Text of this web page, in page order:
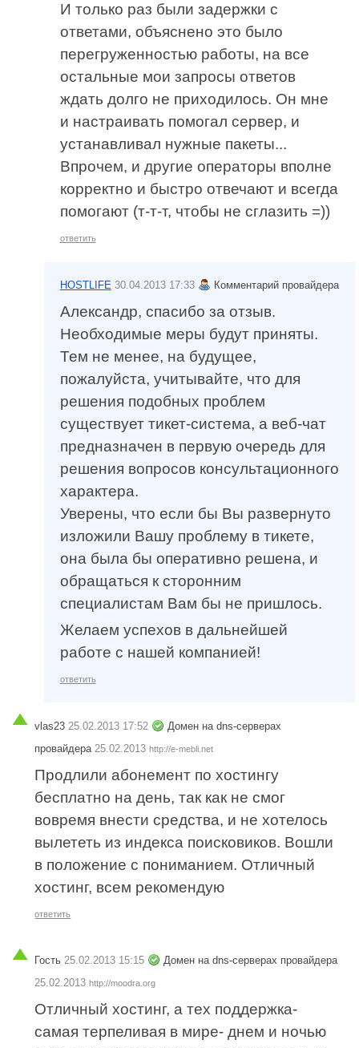
И только раз были задержки с
ответами, объяснено это было
перегруженностью работы, на все
остальные мои запросы ответов
ждать долго не приходилось. Он мне
и настраивать помогал сервер, и
устанавливал нужные пакеты...
Впрочем, и другие операторы вполне
корректно и быстро отвечают и всегда
помогают (т-т-т, чтобы не сглазить =))
ответить
HOSTLIFE 30.04.2013 17:33 Комментарий провайдера
Александр, спасибо за отзыв.
Необходимые меры будут приняты.
Тем не менее, на будущее,
пожалуйста, учитывайте, что для
решения подобных проблем
существует тикет-система, а веб-чат
предназначен в первую очередь для
решения вопросов консультационного
характера.
Уверены, что если бы Вы развернуто
изложили Вашу проблему в тикете,
она была бы оперативно решена, и
обращаться к сторонним
специалистам Вам бы не пришлось.
Желаем успехов в дальнейшей
работе с нашей компанией!
ответить
vlas23 25.02.2013 17:52
Домен на dns-серверах
провайдера 25.02.2013 http://e-mebli.net
Продлили абонемент по хостингу
бесплатно на день, так как не смог
вовремя внести средства, и не хотелось
вылететь из индекса поисковиков. Вошли
в положение с пониманием. Отличный
хостинг, всем рекомендую
ответить
Гость 25.02.2013 15:15
Домен на dns-серверах провайдера
25.02.2013 http://moodra.org
Отличный хостинг, а тех поддержка-
самая терпеливая в мире- днем и ночью